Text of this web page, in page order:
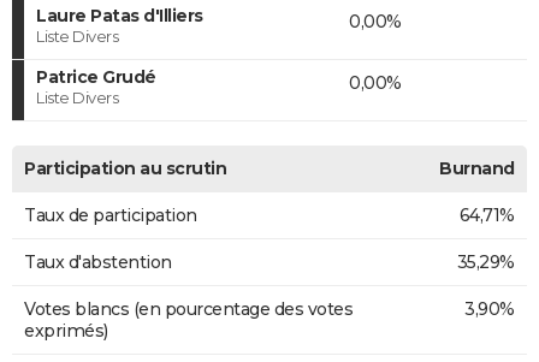
Laure Patas d'Illiers
Liste Divers
0,00%
Patrice Grudé
Liste Divers
0,00%
Participation au scrutin Burnand
Taux de participation 64,71%
Taux d'abstention 35,29%
Votes blancs (en pourcentage des votes
exprimés)
3,90%